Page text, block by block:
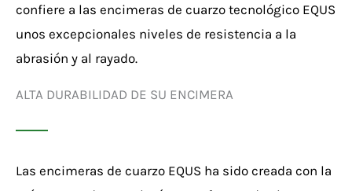
confiere a las encimeras de cuarzo tecnológico EQUS
unos excepcionales niveles de resistencia a la
abrasión y al rayado.
ALTA DURABILIDAD DE SU ENCIMERA
Las encimeras de cuarzo EQUS ha sido creada con la